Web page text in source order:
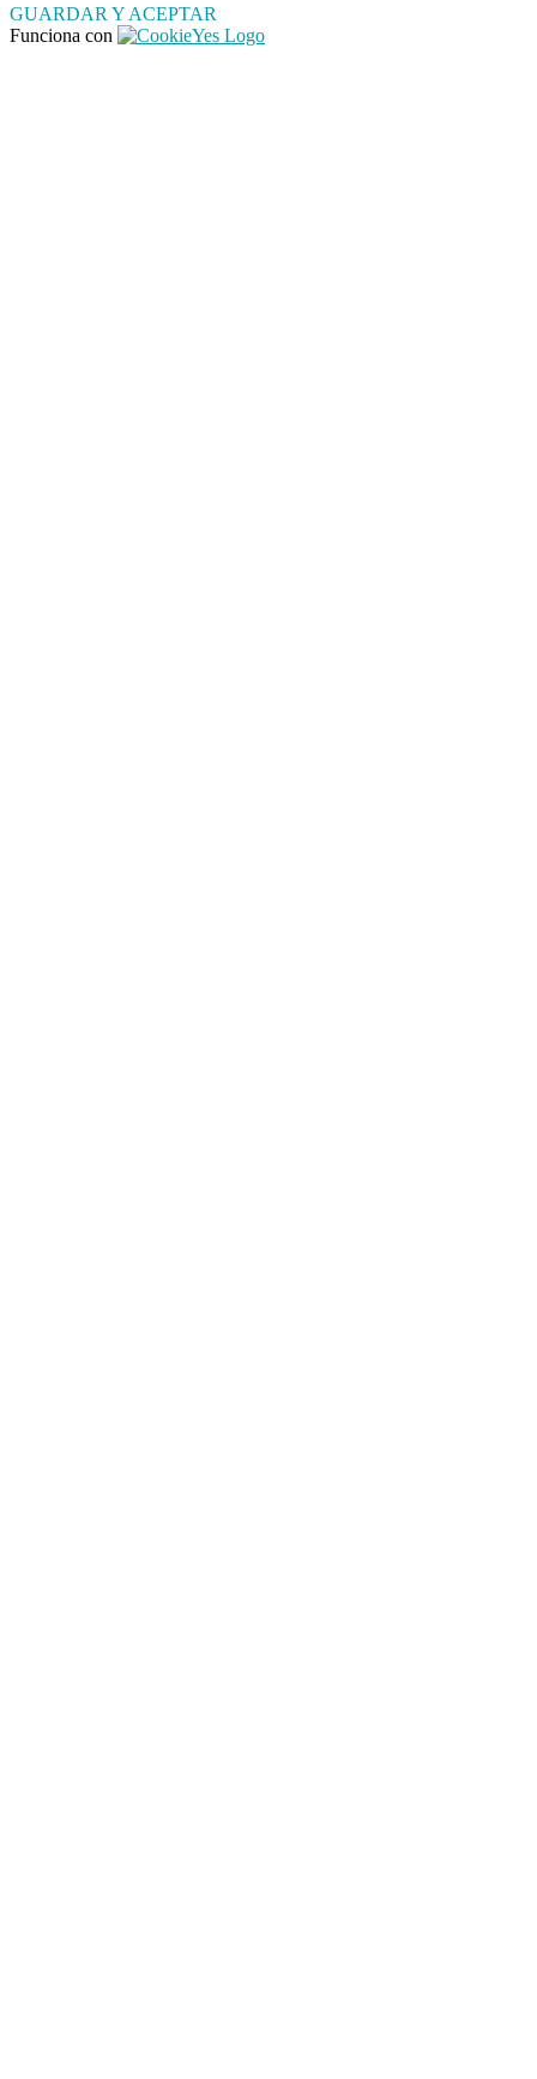
GUARDAR Y ACEPTAR
Funciona con